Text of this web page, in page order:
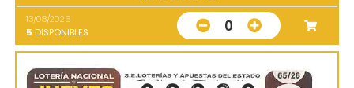
13/08/2026
5 DISPONIBLES 0